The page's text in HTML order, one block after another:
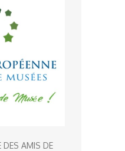
DES AMIS DE